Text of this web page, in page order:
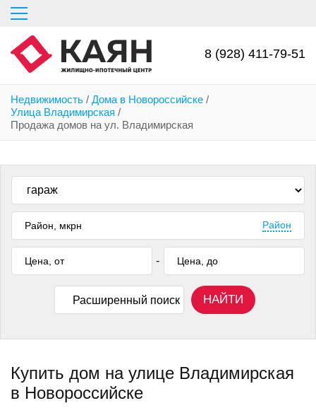
Перейти
основному
содержанию
8 (928) 411-79-51
Недвижимость / Дома в Новороссийске /
Улица Владимирская /
Продажа домов на ул. Владимирская
Район
-
Расширенный поиск НАЙТИ
Купить дом на улице Владимирская
в Новороссийске